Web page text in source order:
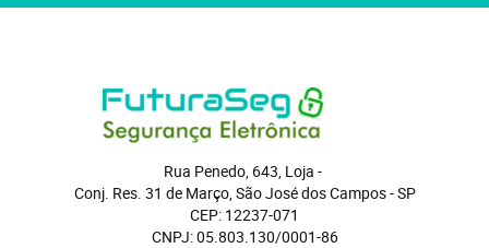
Rua Penedo, 643, Loja -
Conj. Res. 31 de Março, São José dos Campos - SP
CEP: 12237-071
CNPJ: 05.803.130/0001-86